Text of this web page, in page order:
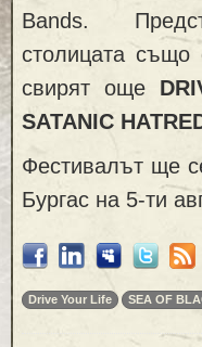
Bands.
столицата
свирят още
SATANIC
Фестивалът ще
Бургас на 5-ти
Drive Your Life SEA OF